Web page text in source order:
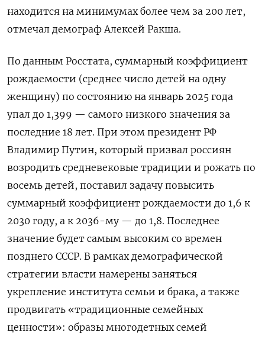
находится на минимумах более чем за 200 лет,
отмечал демограф Алексей Ракша.
По данным Росстата, суммарный коэффициент
рождаемости (среднее число детей на одну
женщину) по состоянию на январь 2025 года
упал до 1,399 — самого низкого значения за
последние 18 лет. При этом президент РФ
Владимир Путин, который призвал россиян
возродить средневековые традиции и рожать по
восемь детей, поставил задачу повысить
суммарный коэффициент рождаемости до 1,6 к
2030 году, а к 2036-му — до 1,8. Последнее
значение будет самым высоким со времен
позднего СССР. В рамках демографической
стратегии власти намерены заняться
укрепление института семьи и брака, а также
продвигать «традиционные семейных
ценности»: образы многодетных семей